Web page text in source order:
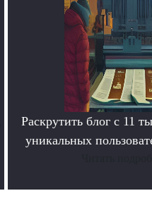
Раскрутить блог с 11
уникальных